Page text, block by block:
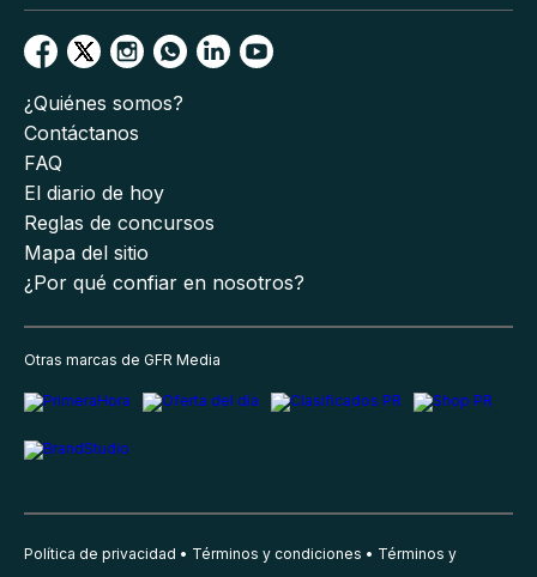
¿Quiénes somos?
Contáctanos
FAQ
El diario de hoy
Reglas de concursos
Mapa del sitio
¿Por qué confiar en nosotros?
Otras marcas de GFR Media
Política de privacidad Términos y condiciones
Términos y